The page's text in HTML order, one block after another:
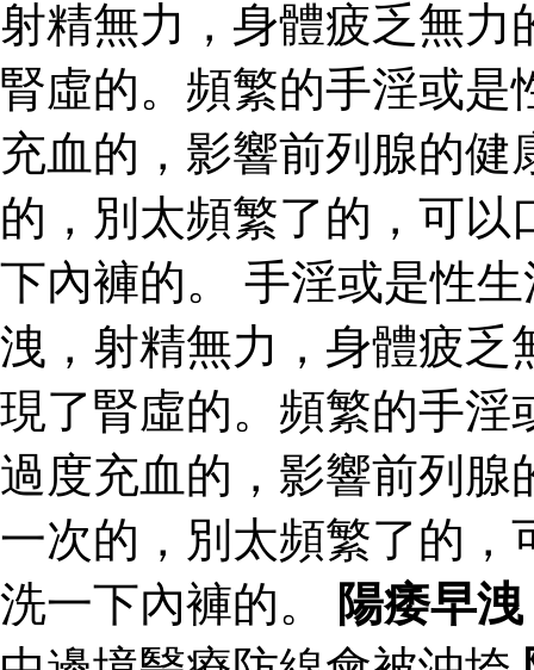
射精無力，身體疲乏無力
腎虛的。頻繁的手淫或是
充血的，影響前列腺的
的，別太頻繁了的，可
下內褲的。 手淫或是性
洩，射精無力，身體疲乏
現了腎虛的。頻繁的手淫
過度充血的，影響前列腺
一次的，別太頻繁了的，
洗一下內褲的。
陽痿早洩